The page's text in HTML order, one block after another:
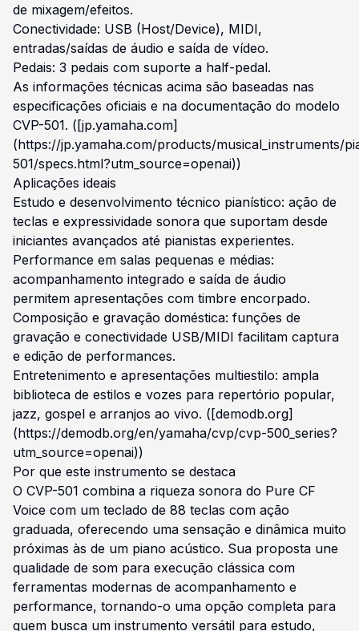
de mixagem/efeitos.
Conectividade: USB (Host/Device), MIDI,
entradas/saídas de áudio e saída de vídeo.
Pedais: 3 pedais com suporte a half-pedal.
As informações técnicas acima são baseadas nas
especificações oficiais e na documentação do modelo
CVP-501. ([jp.yamaha.com]
(https://jp.yamaha.com/products/musical_instruments/
501/specs.html?utm_source=openai))
Aplicações ideais
Estudo e desenvolvimento técnico pianístico: ação de
teclas e expressividade sonora que suportam desde
iniciantes avançados até pianistas experientes.
Performance em salas pequenas e médias:
acompanhamento integrado e saída de áudio
permitem apresentações com timbre encorpado.
Composição e gravação doméstica: funções de
gravação e conectividade USB/MIDI facilitam captura
e edição de performances.
Entretenimento e apresentações multiestilo: ampla
biblioteca de estilos e vozes para repertório popular,
jazz, gospel e arranjos ao vivo. ([demodb.org]
(https://demodb.org/en/yamaha/cvp/cvp-500_series?
utm_source=openai))
Por que este instrumento se destaca
O CVP-501 combina a riqueza sonora do Pure CF
Voice com um teclado de 88 teclas com ação
graduada, oferecendo uma sensação e dinâmica muito
próximas às de um piano acústico. Sua proposta une
qualidade de som para execução clássica com
ferramentas modernas de acompanhamento e
performance, tornando-o uma opção completa para
quem busca um instrumento versátil para estudo,